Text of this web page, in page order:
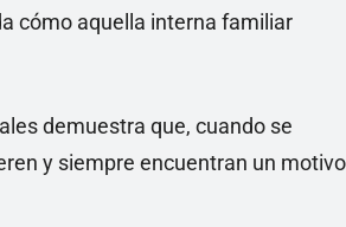
cómo aquella interna familiar
demuestra que, cuando se
y siempre encuentran un motivo